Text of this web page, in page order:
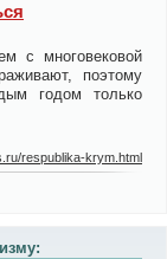
с многовековой
поэтому
годом только
respublika-krym.html